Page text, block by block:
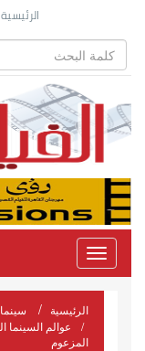
الرئيسية
Toggle
navigation
الرئيسية
سينما
المزعوم